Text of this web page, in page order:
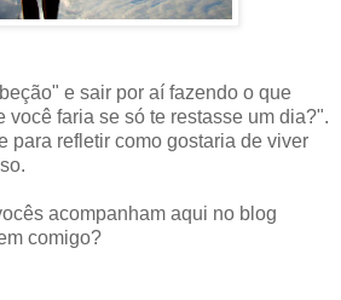
e sair por aí fazendo o que
você faria se só te restasse um dia?".
para refletir como gostaria de viver
acompanham aqui no blog
comigo?